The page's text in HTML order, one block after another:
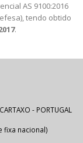
AS 9100:2016
tendo obtido
.
- PORTUGAL
fixa nacional)